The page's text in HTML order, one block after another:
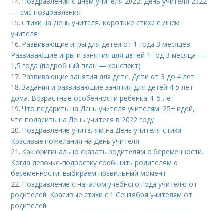
— смс поздравления
15.Стихи на День учителя. Короткие стихи с Днем
учителя
16. Развивающие игры для детей от 1 года 3 месяцев.
Развивающие игры и занятия для детей 1 год 3 месяца —
1,5 года (подробный план — конспект)
17. Развивающие занятия для дете. Дети от 3 до 4 лет
18.Задания и развивающие занятия для детей 4-5 лет
дома. Возрастные особенности ребенка 4–5 лет
19.Что подарить на День учителя учителям. 25+ идей,
что подарить на День учителя в 2022 году
20. Поздравление учителям на День учителя стихи.
Красивые пожелания на День учителя
21. Как оригинально сказать родителям о беременности.
Когда девочке-подростку сообщить родителям о
беременности: выбираем правильный момент
22. Поздравление с началом учебного года учителю от
родителей. Красивые стихи с 1 Сентября учителям от
родителей